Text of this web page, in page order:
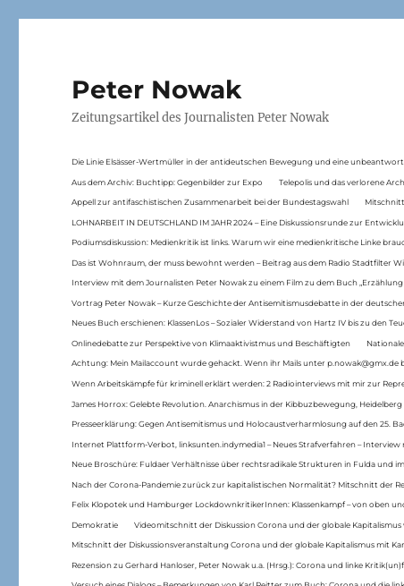
Peter Nowak
Zeitungsartikel des Journalisten Peter Nowak
Die Linie Elsässer-Wertmüller in der antideutschen Bewegung und eine
Aus dem Archiv: Buchtipp: Gegenbilder zur Expo Telepolis und das verlorene
Appell zur antifaschistischen Zusammenarbeit bei der Bundestagswahl
LOHNARBEIT IN DEUTSCHLAND IM JAHR 2024 – Eine Diskussionsrunde zur
Podiumsdiskussion: Medienkritik ist links. Warum wir eine medienkritische Linke
Das ist Wohnraum, der muss bewohnt werden – Beitrag aus dem Radio Stadtfilter
Interview mit dem Journalisten Peter Nowak zu einem Film zu dem Buch
Vortrag Peter Nowak – Kurze Geschichte der Antisemitismusdebatte in der
Neues Buch erschienen: KlassenLos – Sozialer Widerstand von Hartz IV bis zu den
Onlinedebatte zur Perspektive von Klimaaktivistmus und Beschäftigten
Achtung: Mein Mailaccount wurde gehackt. Wenn ihr Mails unter p.nowak@gmx.de
Wenn Arbeitskämpfe für kriminell erklärt werden: 2 Radiointerviews mit mir zur
James Horrox: Gelebte Revolution. Anarchismus in der Kibbuzbewegung,
Presseerklärung: Gegen Antisemitismus und Holocaustverharmlosung auf den 25.
Internet Plattform-Verbot, linksunten.indymedia1 – Neues Strafverfahren – Interview
Neue Broschüre: Fuldaer Verhältnisse über rechtsradikale Strukturen in Fulda und
Nach der Corona-Pandemie zurück zur kapitalistischen Normalität? Mitschnitt der
Felix Klopotek und Hamburger LockdownkritikerInnen: Klassenkampf – von oben
Demokratie Videomitschnitt der Diskussion Corona und der globale
Mitschnitt der Diskussionsveranstaltung Corona und der globale Kapitalismus mit
Rezension zu Gerhard Hanloser, Peter Nowak u.a. (Hrsg.): Corona und linke